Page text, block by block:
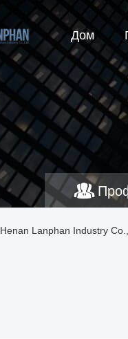
Дом
Henan Lanphan Industry